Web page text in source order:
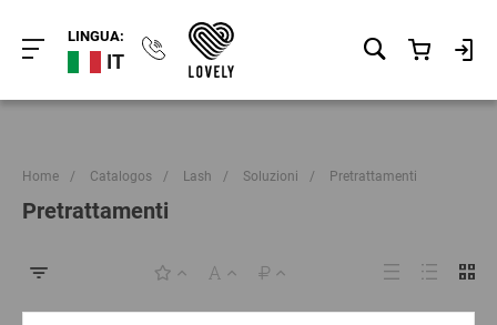
LINGUA:
IT
Home / Catalogos / Lash / Soluzioni / Pretrattamenti
Pretrattamenti